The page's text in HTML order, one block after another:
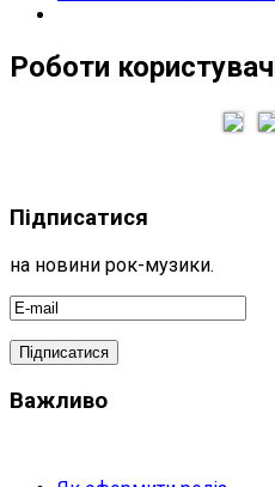
Роботи
Підписатися
на новини рок-музики.
Важливо